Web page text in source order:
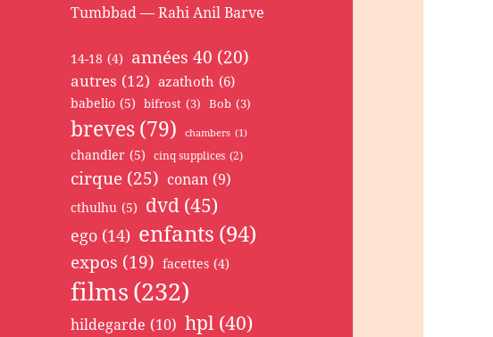
Tumbbad — Rahi Anil Barve
14-18 (4) années 40 (20)
autres (12) azathoth (6)
babelio (5) bifrost (3) Bob (3)
breves(79) chambers (1)
chandler (5) cinq supplices (2)
cirque (25) conan (9)
cthulhu (5) dvd (45)
ego (14) enfants (94)
expos (19) facettes (4)
films(232)
hildegarde (10) hpl (40)